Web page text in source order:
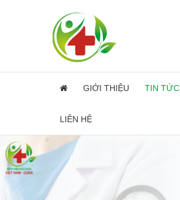
GIỚI THIỆU TIN TỨC
LIÊN HỆ